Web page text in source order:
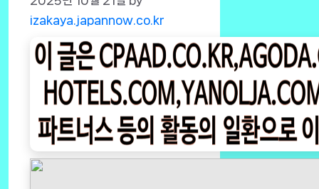
izakaya.japannow.co.kr